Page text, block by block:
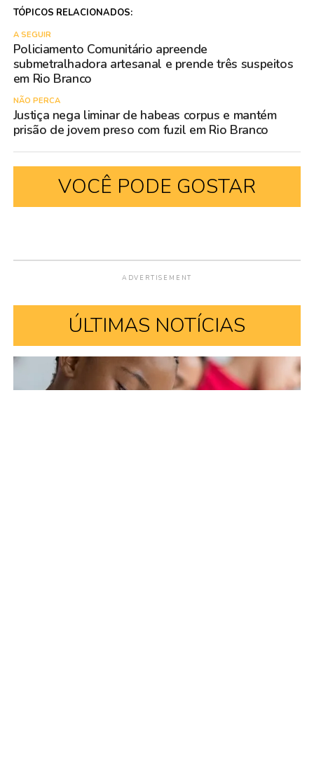
TÓPICOS RELACIONADOS:
A SEGUIR
Policiamento Comunitário apreende
submetralhadora artesanal e prende três suspeitos
em Rio Branco
NÃO PERCA
Justiça nega liminar de habeas corpus e mantém
prisão de jovem preso com fuzil em Rio Branco
VOCÊ PODE GOSTAR
POLÍCIA
Justiça nega liminar de habeas
corpus e mantém prisão de
jovem preso com fuzil em Rio